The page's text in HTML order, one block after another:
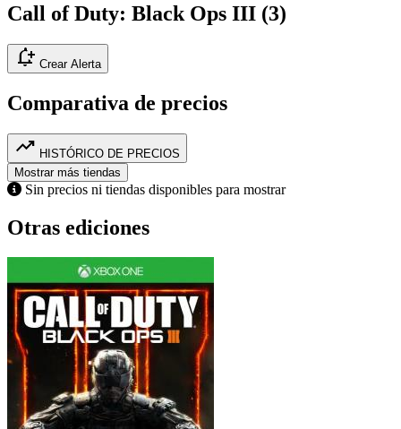
Call of Duty: Black Ops III (3)
notification_add Crear Alerta
Comparativa de precios
trending_up HISTÓRICO DE PRECIOS
Mostrar más tiendas
Sin precios ni tiendas disponibles para mostrar
Otras ediciones